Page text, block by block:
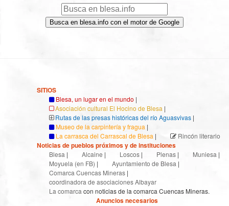
Busca en blesa.info con el motor de Google
SITIOS
Blesa, un lugar en el mundo |
Asociación cultural El Hocino de Blesa |
Rutas de las presas históricas del río Aguasvivas |
Museo de la carpintería y fragua |
La carrasca del Carrascal de Blesa | Rincón literario
Noticias de pueblos próximos y de instituciones
Blesa | Alcaine | Loscos | Plenas | Muniesa |
Moyuela (en FB) | Ayuntamiento de Blesa |
Comarca Cuencas Mineras |
coordinadora de asociaciones Albayar
La comarca con noticias de la comarca Cuencas Mineras.
Anuncios necesarios